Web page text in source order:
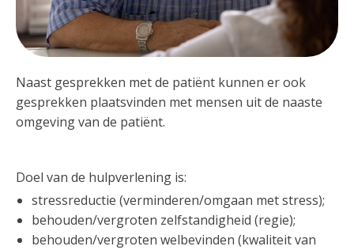
Naast gesprekken met de patiënt kunnen er ook
gesprekken plaatsvinden met mensen uit de naaste
omgeving van de patiënt.
Doel van de hulpverlening is:
stressreductie (verminderen/omgaan met stress);
behouden/vergroten zelfstandigheid (regie);
behouden/vergroten welbevinden (kwaliteit van